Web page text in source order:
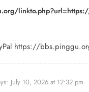
https://
July 10, 2026 at 12:32 pm